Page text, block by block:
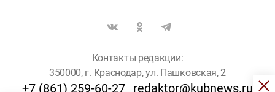
Контакты редакции:
350000, г. Краснодар, ул. Пашковская, 2
+7 (861) 259-60-27 redaktor@kubnews.ru